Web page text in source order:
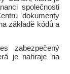
společnosti
dokumenty
základě kódů a
zabezpečený
je nahraje na